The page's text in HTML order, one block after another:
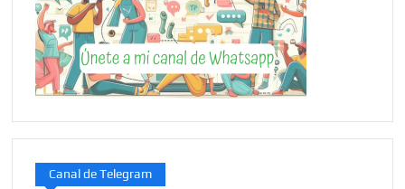
Canal de Telegram